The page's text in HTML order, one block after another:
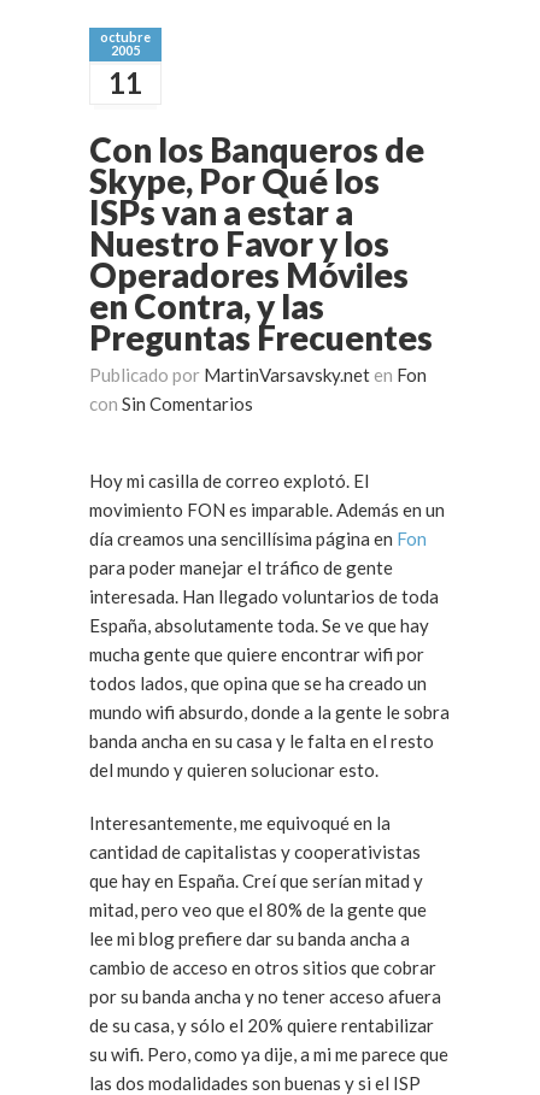
octubre
2005
11
Con los Banqueros de
Skype, Por Qué los
ISPs van a estar a
Nuestro Favor y los
Operadores Móviles
en Contra, y las
Preguntas Frecuentes
Publicado por MartinVarsavsky.net en Fon
con Sin Comentarios
Hoy mi casilla de correo explotó. El
movimiento FON es imparable. Además en un
día creamos una sencillísima página en Fon
para poder manejar el tráfico de gente
interesada. Han llegado voluntarios de toda
España, absolutamente toda. Se ve que hay
mucha gente que quiere encontrar wifi por
todos lados, que opina que se ha creado un
mundo wifi absurdo, donde a la gente le sobra
banda ancha en su casa y le falta en el resto
del mundo y quieren solucionar esto.
Interesantemente, me equivoqué en la
cantidad de capitalistas y cooperativistas
que hay en España. Creí que serían mitad y
mitad, pero veo que el 80% de la gente que
lee mi blog prefiere dar su banda ancha a
cambio de acceso en otros sitios que cobrar
por su banda ancha y no tener acceso afuera
de su casa, y sólo el 20% quiere rentabilizar
su wifi. Pero, como ya dije, a mi me parece que
las dos modalidades son buenas y si el ISP